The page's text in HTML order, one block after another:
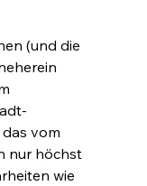
(und die
vom
nur höchst
wie